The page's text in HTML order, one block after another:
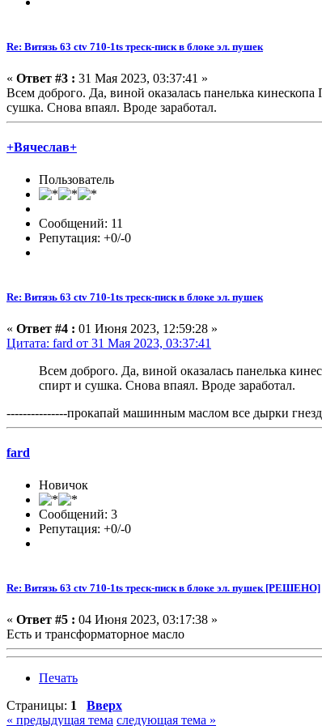
Re: Витязь 63 ctv 710-1ts треск-писк в блоке эл. пушек
« Ответ #3 : 31 Мая 2023, 03:37:41 »
Всем доброго. Да, виной оказалась панелька
сушка. Снова впаял. Вроде заработал.
+Вячеслав+
Пользователь
Сообщений: 11
Репутация: +0/-0
Re: Витязь 63 ctv 710-1ts треск-писк в блоке эл. пушек
« Ответ #4 : 01 Июня 2023, 12:59:28 »
Цитата: fard от 31 Мая 2023, 03:37:41
Всем доброго. Да, виной оказалась панелька
спирт и сушка. Снова впаял. Вроде заработал.
---------------прокапай машинным маслом все дырки
fard
Новичок
Сообщений: 3
Репутация: +0/-0
Re: Витязь 63 ctv 710-1ts треск-писк в блоке эл. пушек [РЕШЕНО]
« Ответ #5 : 04 Июня 2023, 03:17:38 »
Есть и трансформаторное масло
Печать
Страницы: 1
Вверх
« предыдущая тема следующая тема »